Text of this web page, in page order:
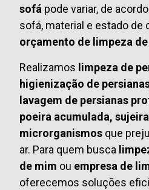
sofá pode variar, de
sofá, material e estado de
orçamento de limpeza
Realizamos limpeza de
higienização de
lavagem de persianas
poeira acumulada,
microrganismos que
ar. Para quem busca
de mim ou empresa de
oferecemos soluções